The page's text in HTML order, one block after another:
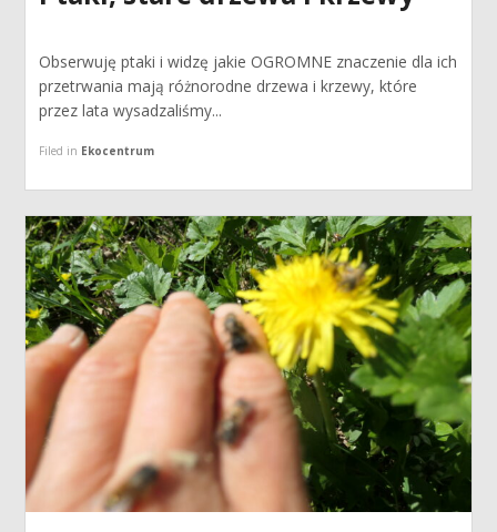
Obserwuję ptaki i widzę jakie OGROMNE znaczenie dla ich
przetrwania mają różnorodne drzewa i krzewy, które
przez lata wysadzaliśmy...
Filed in Ekocentrum